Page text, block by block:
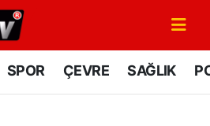
SPOR ÇEVRE SAĞLIK